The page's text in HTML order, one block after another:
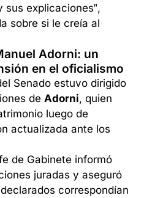
explicaciones”,
sobre si le creía al
Adorni: un
en el oficialismo
Senado estuvo dirigido
deAdorni, quien
luego de
actualizada ante los
de Gabinete informó
juradas y aseguró
correspondían